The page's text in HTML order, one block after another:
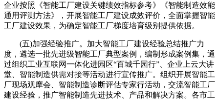
企业按照《智能工厂建设关键绩效指标参考》《智能制造效能
通用评测方法》，开展智能工厂建设成效评价，全面掌握智能
工厂建设效果，为确定智能工厂梯度培育级别提供依据。
(五)加强经验推广。加大智能工厂建设经验总结推广力
度，遴选一批先进级智能工厂典型案例，编制形成案例集，通
过组织工业互联网一体化进园区“百城千园行”、企业上云大讲
堂、智能制造供需对接等活动进行宣传推广。组织开展智能工
厂现场观摩会、智能制造诊断评估专家行活动，交流智能工厂
建设经验，推广智能制造先进技术、产品和解决方案。各市工